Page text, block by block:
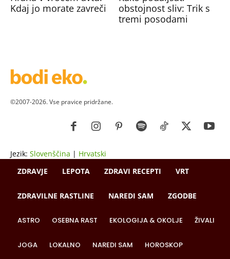
Kdaj jo morate zavreči
obstojnost sliv: Trik s
tremi posodami
©2007-2026. Vse pravice pridržane.
Jezik: Slovenščina | Hrvatski
ZDRAVJE
LEPOTA ZDRAVI RECEPTI VRT
ZDRAVILNE RASTLINE NAREDI SAM ZGODBE
ASTRO OSEBNA RAST EKOLOGIJA & OKOLJE ŽIVALI
JOGA LOKALNO NAREDI SAM HOROSKOP